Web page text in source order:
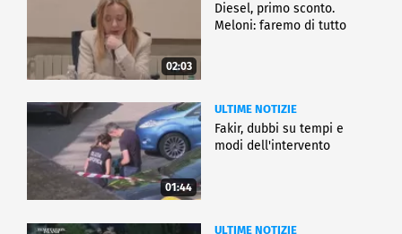
02:03
Diesel, primo sconto.
Meloni: faremo di tutto
01:44
ULTIME NOTIZIE
Fakir, dubbi su tempi e
modi dell'intervento
ULTIME NOTIZIE